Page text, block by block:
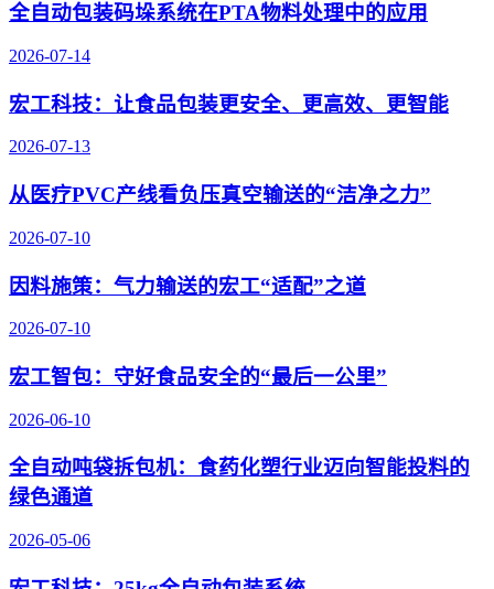
全自动包装码垛系统在PTA物料处理中的应用
2026-07-14
宏工科技：让食品包装更安全、更高效、更智能
2026-07-13
从医疗PVC产线看负压真空输送的“洁净之力”
2026-07-10
因料施策：气力输送的宏工“适配”之道
2026-07-10
宏工智包：守好食品安全的“最后一公里”
2026-06-10
全自动吨袋拆包机：食药化塑行业迈向智能投料的
绿色通道
2026-05-06